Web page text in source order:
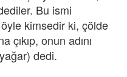
Bu ismi
kimsedir ki, çölde
çıkıp, onun adını
dedi.